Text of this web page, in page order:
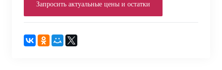
Запросить актуальные цены и остатки